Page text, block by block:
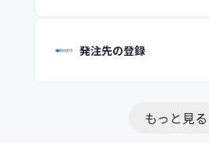
発注先の登録
もっと見る